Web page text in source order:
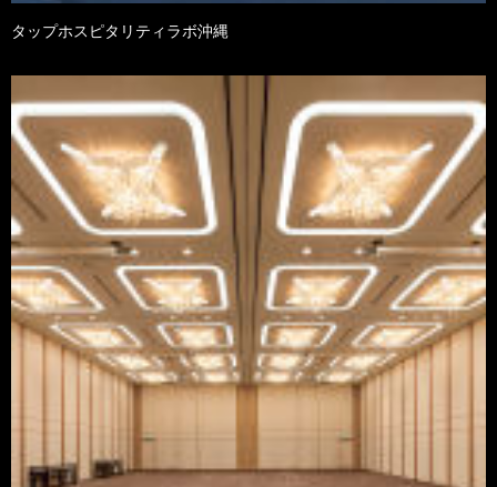
タップホスピタリティラボ沖縄